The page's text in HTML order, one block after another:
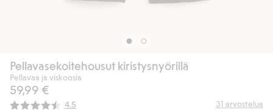
Pellavasekoitehousut kiristysnyörillä
Pellavaa ja viskoosia
59,99 €
Keskimääräinen luokitus:
4.5 31 arvostelua